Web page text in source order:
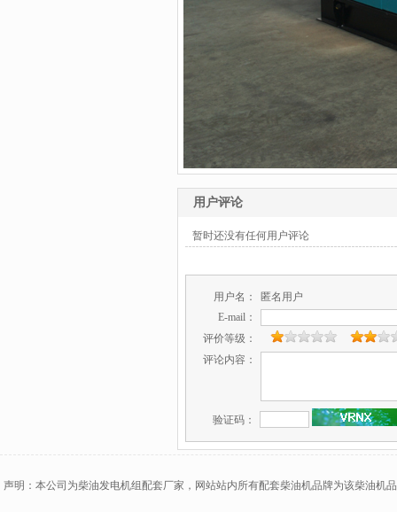
用户评论
暂时还没有任何用户评论
用户名：
匿名用户
E-mail：
评价等级：
评论内容：
验证码：
声明：本公司为柴油发电机组配套厂家，网站站内所有配套柴油机品牌为该柴油